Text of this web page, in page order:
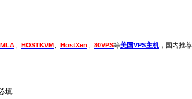
HOSTKVM HostXen 80VPS等美国VPS主机 ，国内推荐
填